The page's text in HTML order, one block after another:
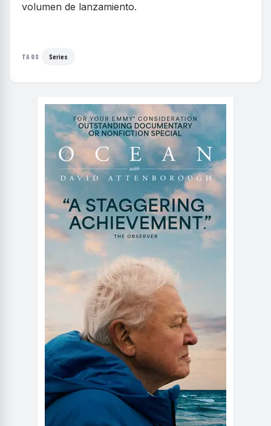
volumen de lanzamiento.
TAGS Series